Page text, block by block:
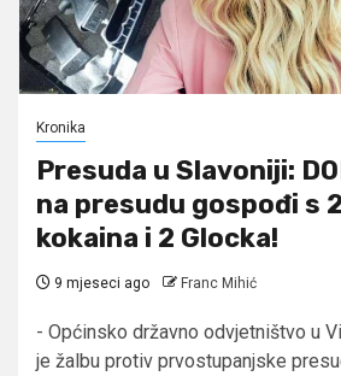
Kronika
Presuda u Slavoniji:
na presudu gospođi s
kokaina i 2 Glocka!
9 mjeseci ago Franc Mihić
- Općinsko državno odvjetništvo u
je žalbu protiv prvostupanjske